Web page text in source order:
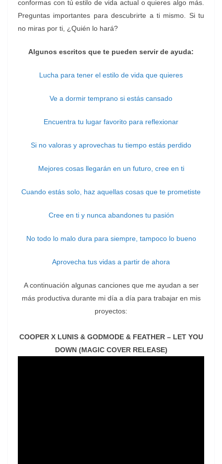
conformas con tú estilo de vida actual o quieres algo más.
Preguntas importantes para descubrirte a ti mismo. Si tu
no miras por ti, ¿Quién lo hará?
Algunos escritos que te pueden servir de ayuda:
Lucha para tener el estilo de vida que quieres
Ve a dormir temprano si estás cansado
Encuentra tu lugar favorito para reflexionar
Si no valoras y aprovechas tu tiempo estás perdido
Mejores cosas llegarán en un futuro, cree en ti
Cuando estás solo, haz aquellas cosas que te prometiste
Cree en ti y nunca abandones tu pasión
No todo lo malo dura para siempre, tampoco lo bueno
Aprovecha tus vidas a partir de ahora
A continuación algunas canciones que me ayudan a ser
más productiva durante mi día a día para trabajar en mis
proyectos:
COOPER X LUNIS & GODMODE & FEATHER – LET YOU
DOWN (MAGIC COVER RELEASE)